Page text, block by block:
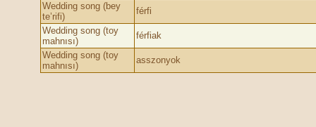
Wedding song (bey
te’rifi)
férfi
Wedding song (toy
mahnısı)
férfiak
Wedding song (toy
mahnısı)
asszonyok